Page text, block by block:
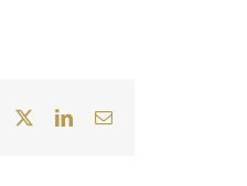
Facebook
TwitterLinkedIn
E-